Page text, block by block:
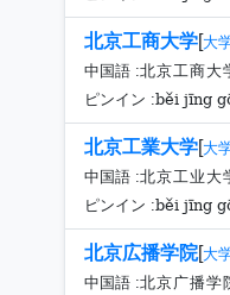
北京工商大学[大
中国語 :北京工商大
ピンイン :běi jīng
北京工業大学[大
中国語 :北京工业大
ピンイン :běi jīng
北京広播学院[大
中国語 :北京广播学